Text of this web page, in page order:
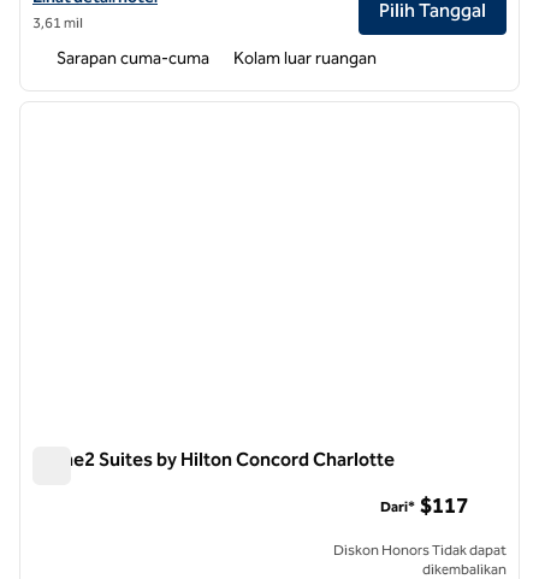
3,61 mil
Pilih Tanggal
Sarapan cuma-cuma Kolam luar ruangan
1 dari 12
Home2 Suites by Hilton Concord Charlotte
Dari* $117
Diskon Honors Tidak dapat
dikembalikan